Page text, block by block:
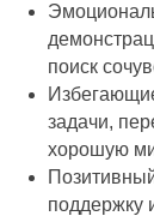
поиск
задачи,
хорошую
поддержку